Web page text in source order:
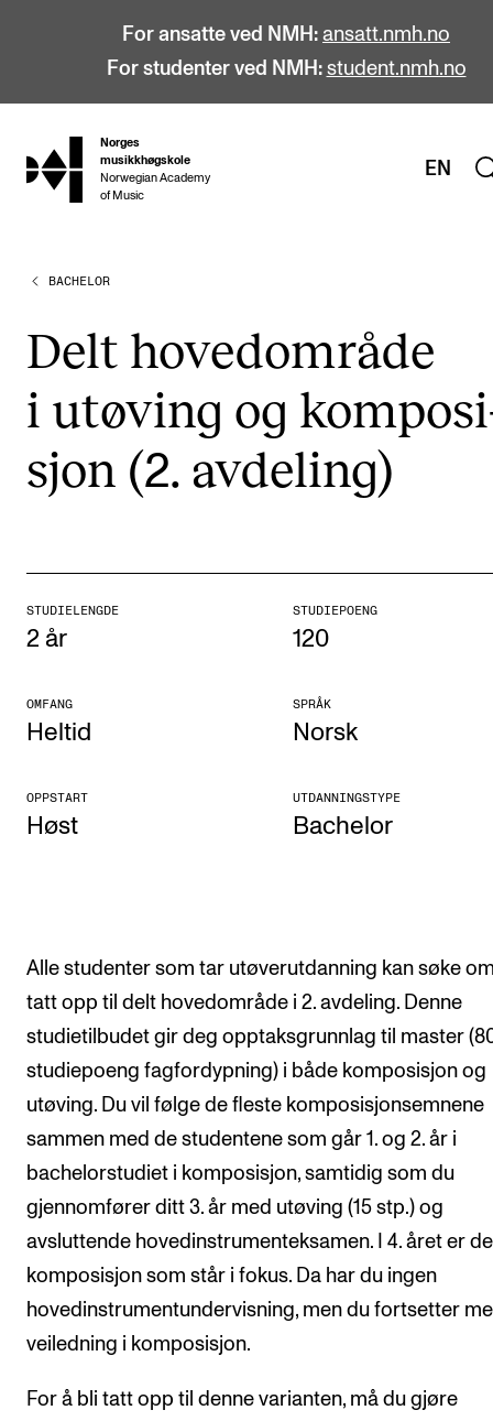
For ansatte ved NMH: ansatt.nmh.no
For studenter ved NMH: student.nmh.no
hjem
Norges
musikkhøgskole
Norwegian Academy
of Music
EN
STUDIER
Bachelor
Master
Årsstudium og videreutdanning
STUDENTLIV
Biblioteket
Salane våre
CERM
CREMAH
NordART
Prosjekter
Publikasjoner
INTERNASJONALT
Utveksling
Internasjonal strategi
Samarbeidsprosjekter
Nettverk
IN.TUNE
BACHELOR
Delt hoved­om­rå­de
i utøving og
sjon (2. avde­ling)
STUDIELENGDE
2 år
STUDIEPOENG
120
OMFANG
Heltid
SPRÅK
Norsk
OPPSTART
Høst
UTDANNINGSTYPE
Bachelor
Alle studenter som tar utøverutdanning kan søke
tatt opp til delt hovedområde i 2. avdeling. Denne
studietilbudet gir deg opptaksgrunnlag til master
studiepoeng fagfordypning) i både komposisjon og
utøving. Du vil følge de fleste komposisjonsemnene
sammen med de studentene som går 1. og 2. år i
bachelorstudiet i komposisjon, samtidig som du
gjennomfører ditt 3. år med utøving (15 stp.) og
avsluttende hovedinstrumenteksamen. I 4. året er
komposisjon som står i fokus. Da har du ingen
hovedinstrumentundervisning, men du fortsetter
veiledning i komposisjon.
For å bli tatt opp til denne varianten, må du gjøre